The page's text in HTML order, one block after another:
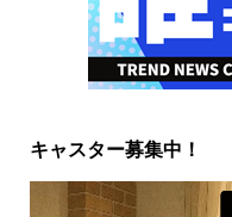
キャスター募集中！